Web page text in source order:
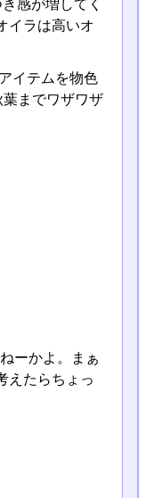
感が増してく
イラは高いオ
イテムを物色
までワザワザ
ーかよ。まぁ
えたらちょっ